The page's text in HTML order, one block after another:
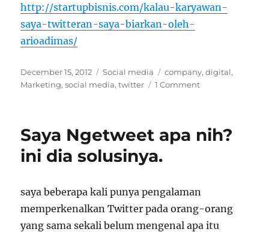
http://startupbisnis.com/kalau-karyawan-
saya-twitteran-saya-biarkan-oleh-
arioadimas/
Posted
on
December 15, 2012 Categories
Social media Tags
company,digital,
Marketing,social media,twitter 1 Comment
Saya Ngetweet apa nih?
ini dia solusinya.
saya beberapa kali punya pengalaman
memperkenalkan Twitter pada orang-orang
yang sama sekali belum mengenal apa itu